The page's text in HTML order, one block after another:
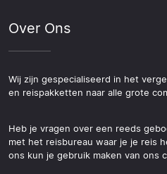
Over Ons
Wij zijn gespecialiseerd in het
en reispakketten naar alle grote
Heb je vragen over een reeds
met het reisbureau waar je je reis
ons kun je gebruik maken van ons